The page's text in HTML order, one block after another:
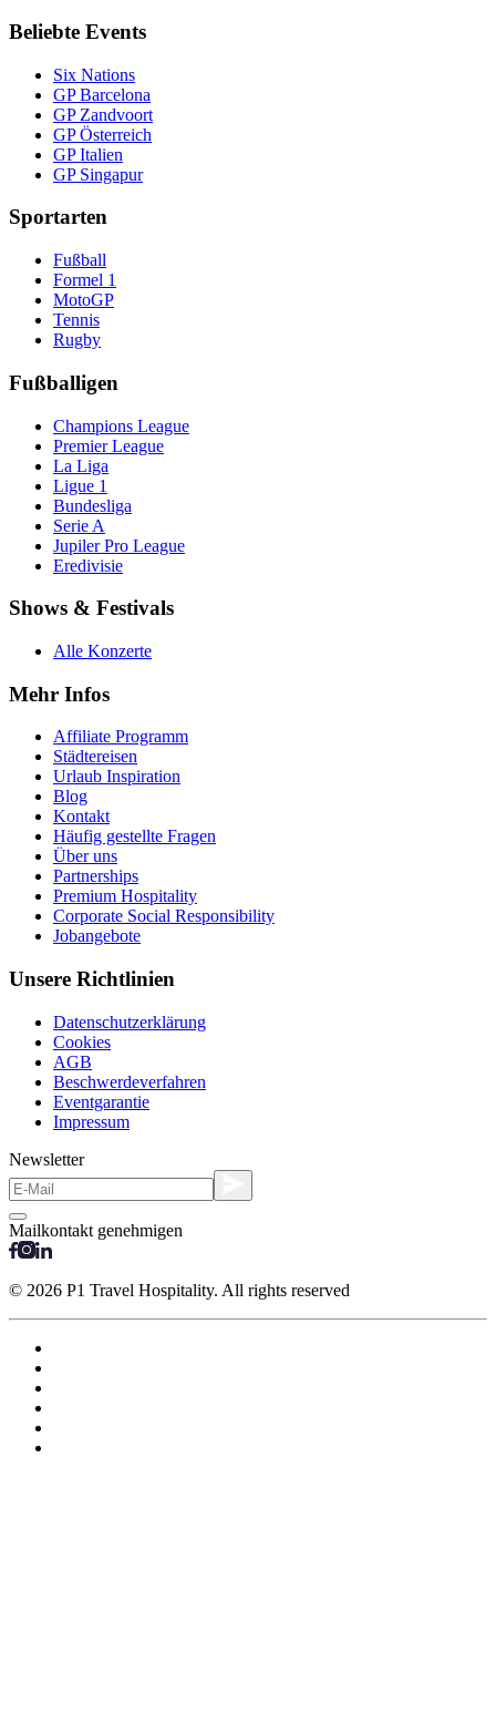
Beliebte Events
Six Nations
GP Barcelona
GP Zandvoort
GP Österreich
GP Italien
GP Singapur
Sportarten
Fußball
Formel 1
MotoGP
Tennis
Rugby
Fußballigen
Champions League
Premier League
La Liga
Ligue 1
Bundesliga
Serie A
Jupiler Pro League
Eredivisie
Shows & Festivals
Alle Konzerte
Mehr Infos
Affiliate Programm
Städtereisen
Urlaub Inspiration
Blog
Kontakt
Häufig gestellte Fragen
Über uns
Partnerships
Premium Hospitality
Corporate Social Responsibility
Jobangebote
Unsere Richtlinien
Datenschutzerklärung
Cookies
AGB
Beschwerdeverfahren
Eventgarantie
Impressum
Newsletter
Mailkontakt genehmigen
© 2026 P1 Travel Hospitality. All rights reserved